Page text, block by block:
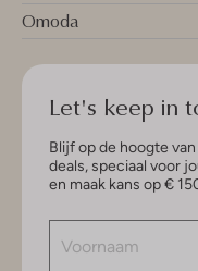
Omoda
Let's keep in
Blijf op de hoogte
deals, speciaal voor
en maak kans op €